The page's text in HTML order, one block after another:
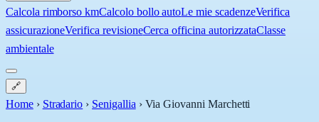
Calcola rimborso kmCalcolo bollo autoLe mie scadenzeVerifica
assicurazioneVerifica revisioneCerca officina autorizzataClasse
ambientale
🔗
Home › Stradario › Senigallia › Via Giovanni Marchetti